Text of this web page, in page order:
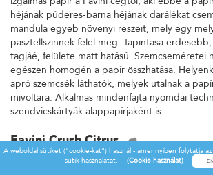
héjának púderes-barna héjának darálékat
mandula egyéb növényi részeit, mely egy
pasztellszínnek felel meg. Tapintása
tagjáé, felülete matt hatású. Szemcseméretei
egészen homogén a papír összhatása.
apró szemcsék láthatók, melyek utalnak a
mivoltára. Alkalmas mindenfajta nyomdai
szendvicskártyák alappapírjaként is.
Favini Crush Citrus
Favini Crush - 250g/350g A Crush egy
papírcsalád, melynél különböző gyümölcsök és
A weboldal sütiket ("cookie-kat") használ - amennyiben folytatja
sütik használatát.
(Cookie használat)